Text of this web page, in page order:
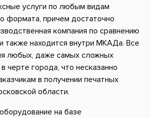
услуги по любым видам
формата, причем достаточно
компания по сравнению
также находится внутри МКАДа. Все
любых, даже самых сложных
черте города, что несказанно
в получении печатных
области.
на базе